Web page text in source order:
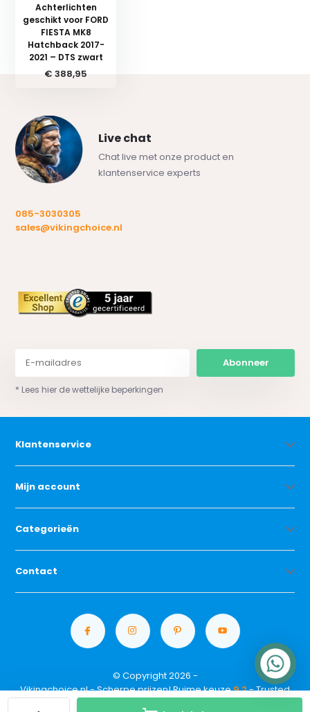
Achterlichten
geschikt voor FORD
FIESTA MK8
Hatchback 2017-
2021 – DTS zwart
€ 388,95
Live chat
Chat live met onze product en
klantenservice experts
085-3030305
sales@vikingchoice.nl
Abonneer
* Lees hier de wettelijke beperkingen
Klantenservice
Mijn account
Categorieën
Contact
© Copyright 2026 -
Vikingchoice.nl - Scherpe prijzen! Ruime keuze9.2- Trusted